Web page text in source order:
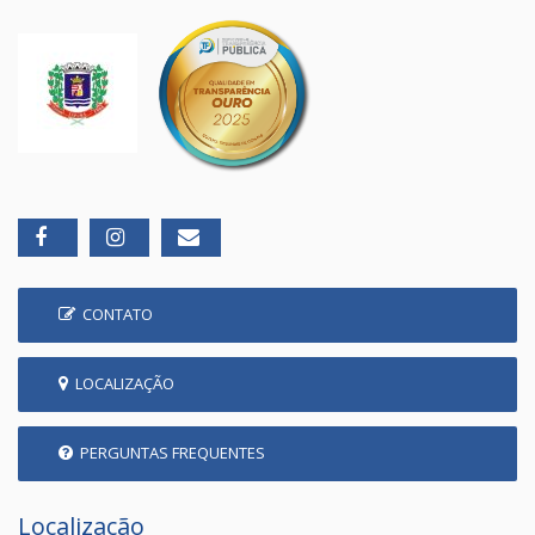
CONTATO
LOCALIZAÇÃO
PERGUNTAS FREQUENTES
Localização